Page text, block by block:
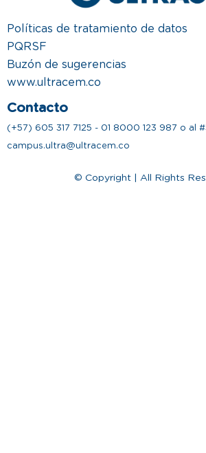
Políticas de tratamiento de datos
PQRSF
Buzón de sugerencias
www.ultracem.co
Contacto
(+57) 605 317 7125 - 01 8000 123 987 o al
campus.ultra@ultracem.co
© Copyright | All Rights